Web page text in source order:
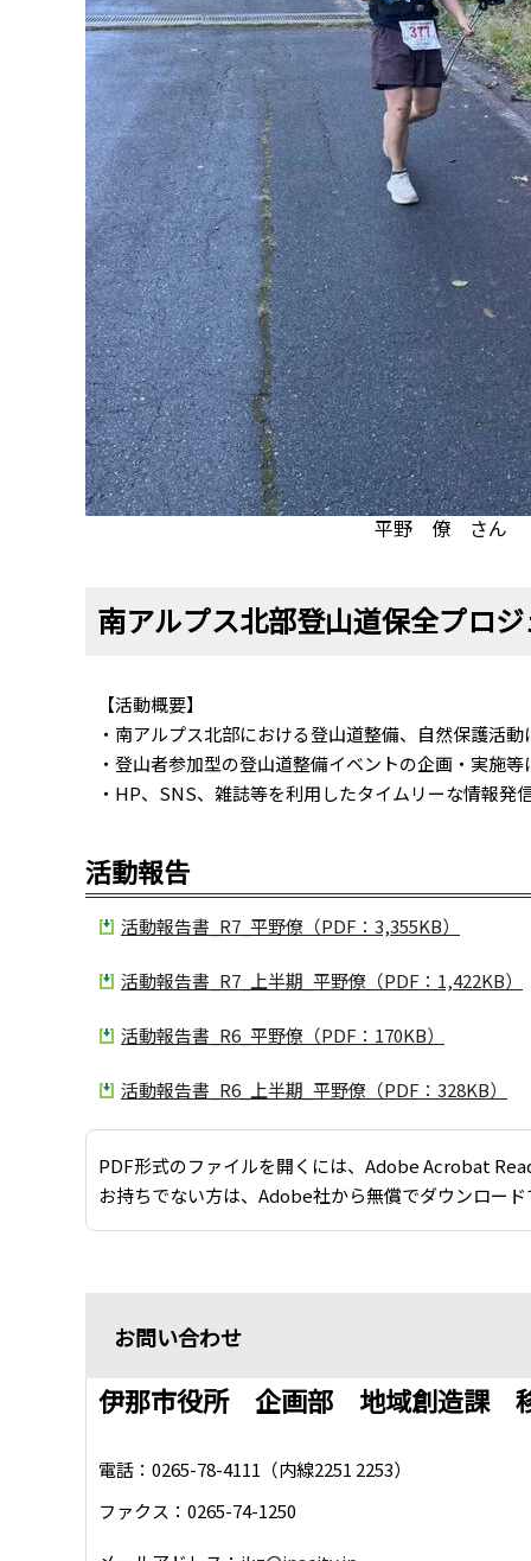
平野 僚 さん
南アルプス北部登山道保全プロ
【活動概要】
・南アルプス北部における登山道整備、自然保護活
・登山者参加型の登山道整備イベントの企画・実施
・HP、SNS、雑誌等を利用したタイムリーな情報発
活動報告
活動報告書_R7_平野僚（PDF：3,355KB）
活動報告書_R7_上半期_平野僚（PDF：1,422KB）
活動報告書_R6_平野僚（PDF：170KB）
活動報告書_R6_上半期_平野僚（PDF：328KB）
PDF形式のファイルを開くには、Adobe Acrobat
お持ちでない方は、Adobe社から無償でダウンロード
お問い合わせ
伊那市役所 企画部 地域創造課
電話：0265-78-4111（内線2251 2253）
ファクス：0265-74-1250